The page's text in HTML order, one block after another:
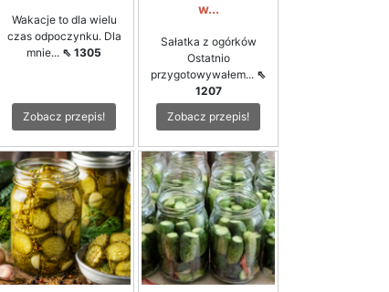
Wakacje to dla wielu
czas odpoczynku. Dla
mnie... ⇖ 1305
Zobacz przepis!
w...
Sałatka z ogórków
Ostatnio
przygotowywałem... ⇖
1207
Zobacz przepis!